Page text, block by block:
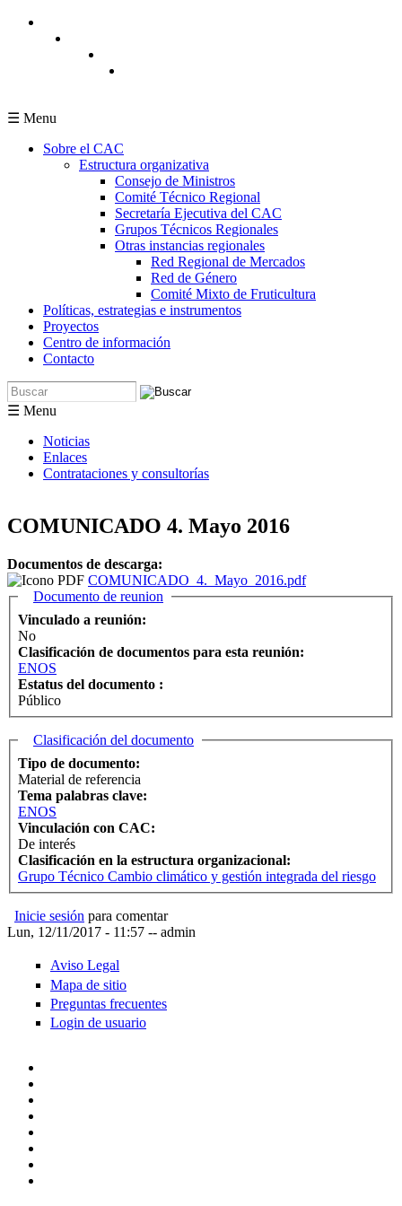
Pasar al contenido principal
☰ Menu
Sobre el CAC
Estructura organizativa
Consejo de Ministros
Comité Técnico Regional
Secretaría Ejecutiva del CAC
Grupos Técnicos Regionales
Otras instancias regionales
Red Regional de Mercados
Red de Género
Comité Mixto de Fruticultura
Políticas, estrategias e instrumentos
Proyectos
Centro de información
Contacto
Formulario de búsqueda
Buscar
☰ Menu
Noticias
Enlaces
Contrataciones y consultorías
COMUNICADO 4. Mayo 2016
Documentos de descarga:
COMUNICADO_4._Mayo_2016.pdf
Ocultar
Documento de reunion
Vinculado a reunión:
No
Clasificación de documentos para esta reunión:
ENOS
Estatus del documento :
Público
Ocultar
Clasificación del documento
Tipo de documento:
Material de referencia
Tema palabras clave:
ENOS
Vinculación con CAC:
De interés
Clasificación en la estructura organizacional:
Grupo Técnico Cambio climático y gestión integrada del riesgo
Inicie sesión para comentar
Lun, 12/11/2017 - 11:57 -- admin
Aviso Legal
Mapa de sitio
Preguntas frecuentes
Login de usuario